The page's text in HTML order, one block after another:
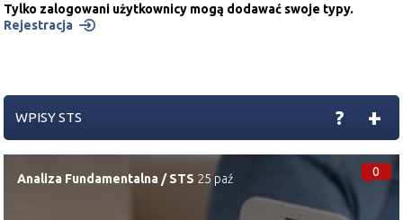
Tylko zalogowani użytkownicy mogą dodawać swoje typy.
Rejestracja
WPISY STS +
?
0
Analiza Fundamentalna /STS 25 paź